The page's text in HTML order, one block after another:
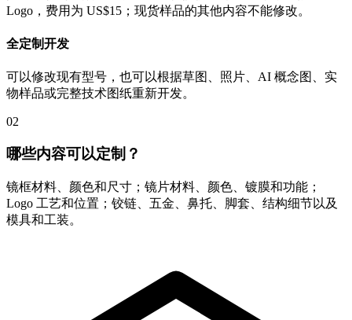
Logo，费用为 US$15；现货样品的其他内容不能修改。
全定制开发
可以修改现有型号，也可以根据草图、照片、AI 概念图、实
物样品或完整技术图纸重新开发。
02
哪些内容可以定制？
镜框材料、颜色和尺寸；镜片材料、颜色、镀膜和功能；
Logo 工艺和位置；铰链、五金、鼻托、脚套、结构细节以及
模具和工装。